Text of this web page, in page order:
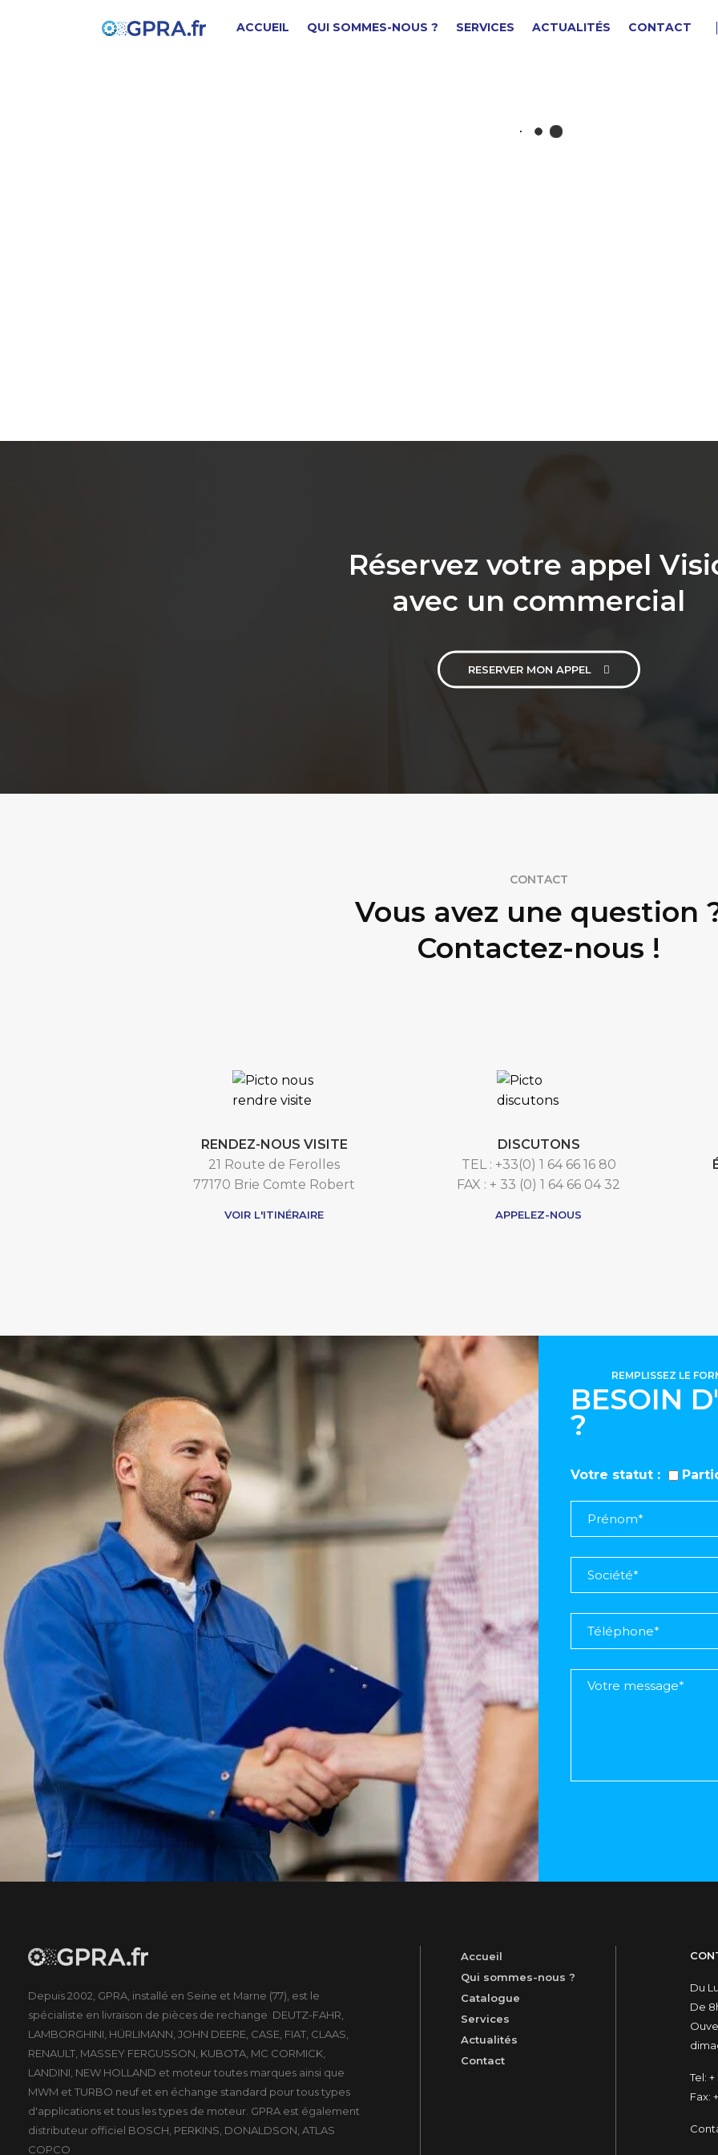
ACCUEIL QUI SOMMES-NOUS ? SERVICES ACTUALITÉS CONTACT
Réservez votre appel
avec un commercial
RESERVER MON APPEL
CONTACT
Vous avez une question
Contactez-nous !
RENDEZ-NOUS VISITE
21 Route de Ferolles
77170 Brie Comte Robert
VOIR L'ITINÉRAIRE
DISCUTONS
TEL : +33(0) 1 64 66 16 80
FAX : + 33 (0) 1 64 66 04 32
APPELEZ-NOUS
BESOIN
?
REMPLISSEZ LE
Votre statut
Depuis 2002, GPRA, installé en Seine et Marne (77), est le
spécialiste en livraison de pièces de rechange DEUTZ-FAHR,
LAMBORGHINI, HÜRLIMANN, JOHN DEERE, CASE, FIAT, CLAAS,
RENAULT, MASSEY FERGUSSON, KUBOTA, MC CORMICK,
LANDINI, NEW HOLLAND et moteur toutes marques ainsi que
MWM et TURBO neuf et en échange standard pour tous types
d'applications et tous les types de moteur. GPRA est également
distributeur officiel BOSCH, PERKINS, DONALDSON, ATLAS
COPCO
Accueil
Qui sommes-nous ?
Catalogue
Services
Actualités
Contact
Du
De
Tel: +
Fax: